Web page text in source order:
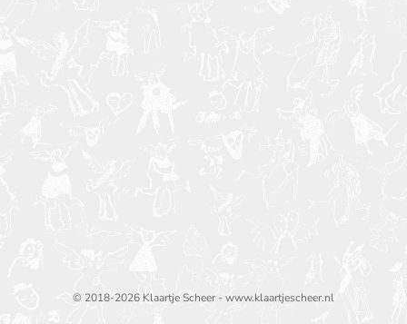
© 2018-2026 Klaartje Scheer - www.klaartjescheer.nl